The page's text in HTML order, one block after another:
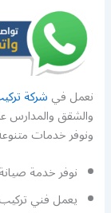
نعمل فيشركة
والشقق
ونوفر خدمات
نوفر خدمة
يعمل فني